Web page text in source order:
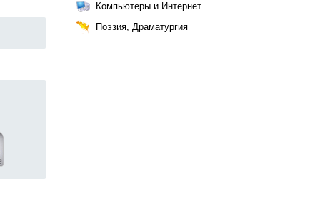
Компьютеры и Интернет
Поэзия, Драматургия